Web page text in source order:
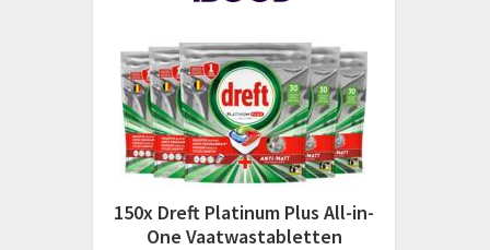
150x Dreft Platinum Plus All-in-
One Vaatwastabletten